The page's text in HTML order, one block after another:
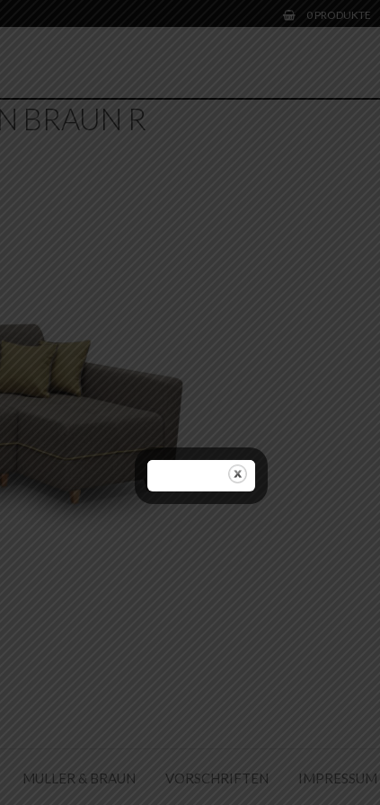
0 PRODUKTE
BRAUN R
MULLER & BRAUN VORSCHRIFTEN IMPRESSUM